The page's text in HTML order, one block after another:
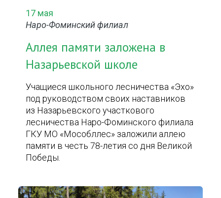
17 мая
Наро-Фоминский филиал
Аллея памяти заложена в
Назарьевской школе
Учащиеся школьного лесничества «Эхо»
под руководством своих наставников
из Назарьевского участкового
лесничества Наро-Фоминского филиала
ГКУ МО «Мособллес» заложили аллею
памяти в честь 78-летия со дня Великой
Победы.